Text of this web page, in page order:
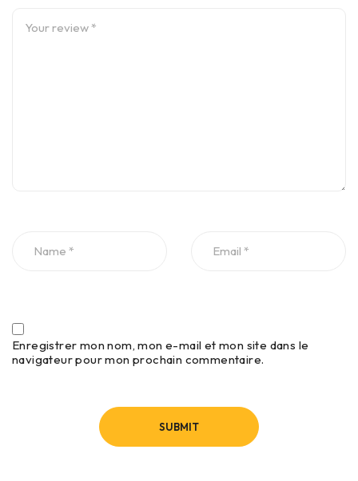
Enregistrer mon nom, mon e-mail et mon site dans le
navigateur pour mon prochain commentaire.